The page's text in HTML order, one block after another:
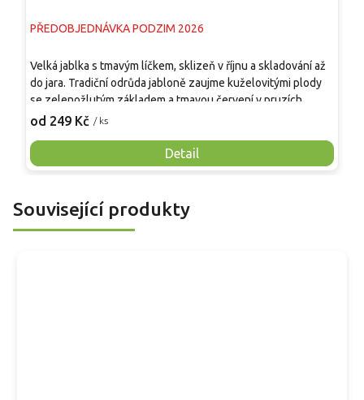
PŘEDOBJEDNÁVKA PODZIM 2026
od 249 Kč / ks
Detail
Velká jablka s tmavým líčkem, sklizeň v říjnu a skladování až
do jara. Tradiční odrůda jabloně zaujme kuželovitými plody
se zelenožlutým základem a tmavou červení v pruzích,
doplněnou nápadnými bílými lenticelami. Dužnina je
moštování i pečení. Plody před sklizní obvykle nepadají,
proto se hodí i do méně pravidelně navštěvovaných
vydrží až do jara. K opylení stačí mít v blízkosti jiné jabloně se
shodným termínem květu.
Související produkty